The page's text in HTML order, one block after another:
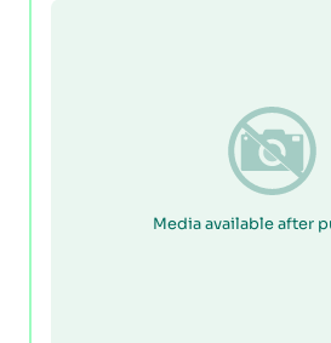
Media available after